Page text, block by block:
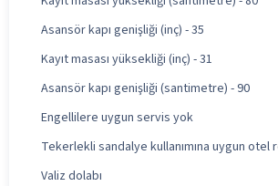
Asansör kapı genişliği (inç) - 35
Kayıt masası yüksekliği (inç) - 31
Asansör kapı genişliği (santimetre) - 90
Engellilere uygun servis yok
Tekerlekli sandalye kullanımına uygun otel
Valiz dolabı